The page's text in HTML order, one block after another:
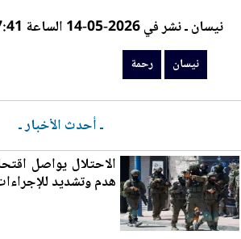
نيسان ـ نشر في 2026-05-14 الساعة 17:41
نيسان رحمة
ـ أحدث الأخبار ـ
الاحتلال يواصل
هدم وتشديد